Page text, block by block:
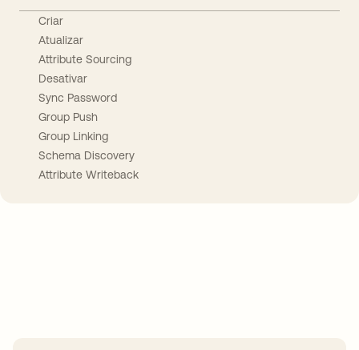
Criar
Atualizar
Attribute Sourcing
Desativar
Sync Password
Group Push
Group Linking
Schema Discovery
Attribute Writeback